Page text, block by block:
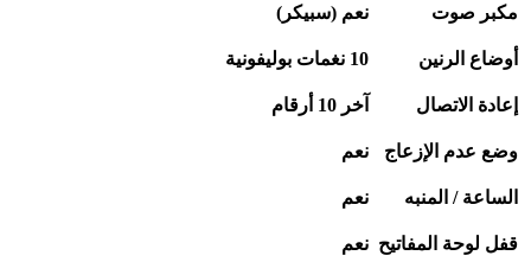
مكبر صوت نعم (سبيكر)
أوضاع الرنين 10 نغمات بوليفونية
إعادة الاتصال آخر 10 أرقام
وضع عدم الإزعاج نعم
الساعة / المنبه نعم
قفل لوحة المفاتيح نعم